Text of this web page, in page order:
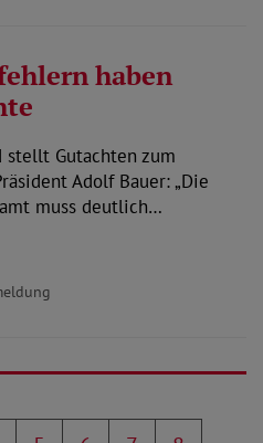
haben
stellt Gutachten zum
Adolf Bauer: „Die
muss deutlich…